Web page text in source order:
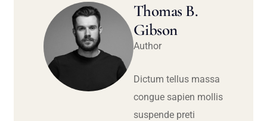
Thomas B.
Gibson
Author
Dictum tellus massa
congue sapien mollis
suspende preti